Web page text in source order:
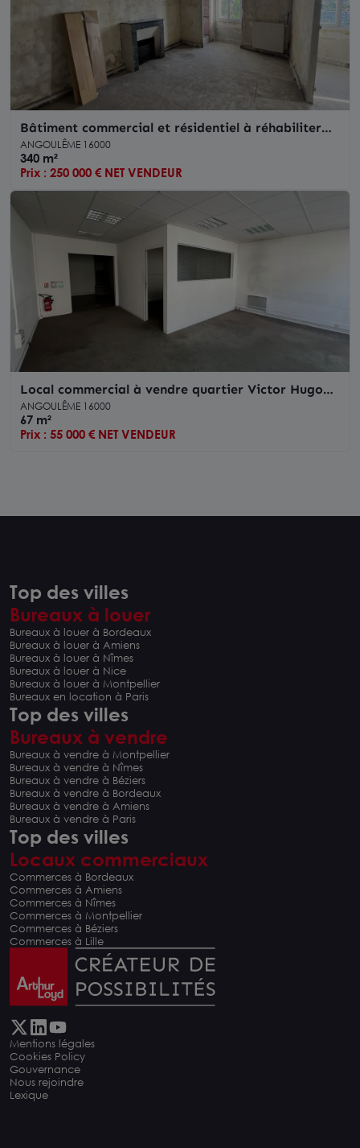
Bâtiment commercial et résidentiel à réhabiliter
quartier Victor Hugo
ANGOULÊME 16000
340 m²
Prix : 250 000 € NET VENDEUR
Local commercial à vendre quartier Victor Hugo
ANGOULEME
ANGOULÊME 16000
67 m²
Prix : 55 000 € NET VENDEUR
Top des villes
Bureaux à louer
Bureaux à louer à Bordeaux
Bureaux à louer à Amiens
Bureaux à louer à Nîmes
Bureaux à louer à Nice
Bureaux à louer à Montpellier
Bureaux en location à Paris
Top des villes
Bureaux à vendre
Bureaux à vendre à Montpellier
Bureaux à vendre à Nîmes
Bureaux à vendre à Béziers
Bureaux à vendre à Bordeaux
Bureaux à vendre à Amiens
Bureaux à vendre à Paris
Top des villes
Locaux commerciaux
Commerces à Bordeaux
Commerces à Amiens
Commerces à Nîmes
Commerces à Montpellier
Commerces à Béziers
Commerces à Lille
Mentions légales
Cookies Policy
Gouvernance
Nous rejoindre
Lexique